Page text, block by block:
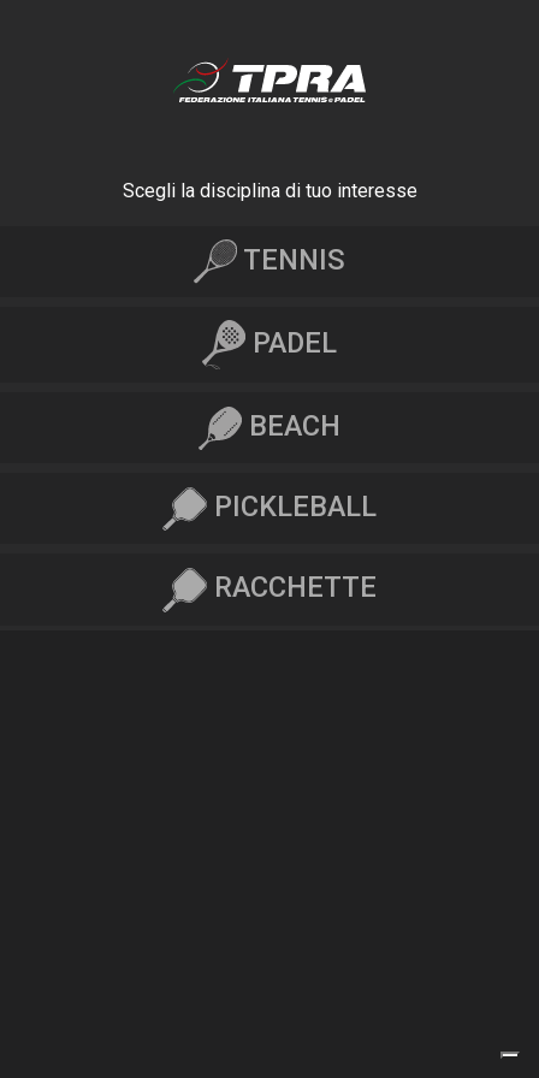
Scegli la disciplina di tuo interesse
TENNIS
PADEL
BEACH
PICKLEBALL
RACCHETTE